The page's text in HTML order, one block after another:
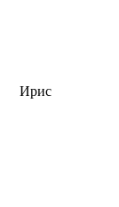
Ирис